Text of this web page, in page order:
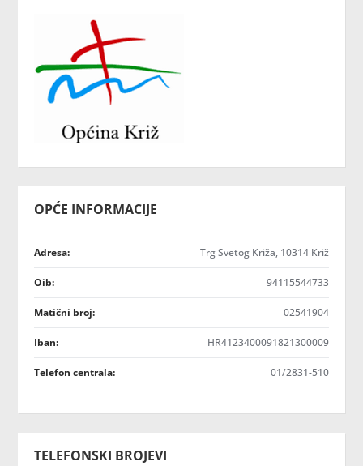
OPĆE INFORMACIJE
Adresa: Trg Svetog Križa, 10314 Križ
Oib: 94115544733
Matični broj: 02541904
Iban: HR4123400091821300009
Telefon centrala: 01/2831-510
TELEFONSKI BROJEVI